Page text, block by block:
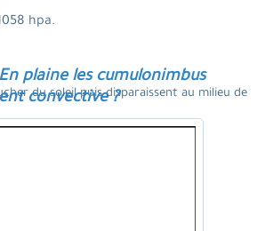
hpa.
plaine les cumulonimbus
convective ?
du soleil puis disparaissent au milieu de